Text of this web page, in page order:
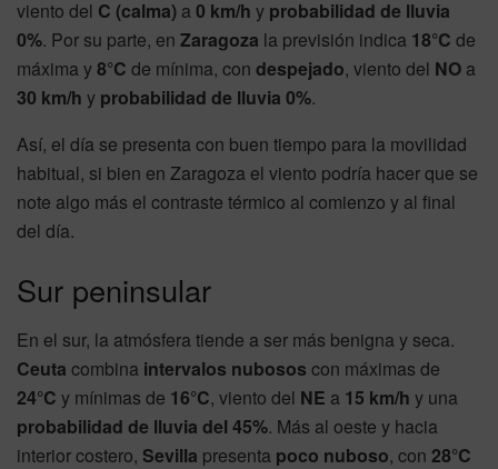
viento del C (calma) a0 km/h y probabilidad de lluvia
0%. Por su parte, en Zaragoza la previsión indica 18°C de
máxima y8°C de mínima, con despejado, viento del NO a
30 km/h y probabilidad de lluvia 0%.
Así, el día se presenta con buen tiempo para la movilidad
habitual, si bien en Zaragoza el viento podría hacer que se
note algo más el contraste térmico al comienzo y al final
del día.
Sur peninsular
En el sur, la atmósfera tiende a ser más benigna y seca.
Ceuta combina intervalos nubosos con máximas de
24°C y mínimas de 16°C, viento del NE a 15 km/h y una
probabilidad de lluvia del 45%. Más al oeste y hacia
interior costero, Sevilla presenta poco nuboso, con 28°C